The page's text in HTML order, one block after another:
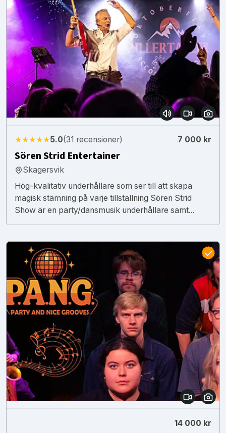
★★★★★5.0(31 recensioner) 7 000 kr
Sören Strid Entertainer
Skagersvik
Hög-kvalitativ underhållare som ser till att skapa
magisk stämning på varje tillställning Sören Strid
Show är en party/dansmusik underhållare samt...
14 000 kr